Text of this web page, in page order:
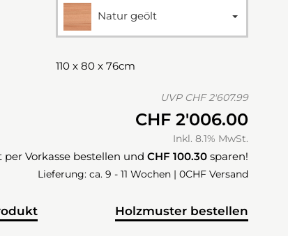
Natur geölt
110 x 80 x 76cm
UVP CHF 2'607.99
CHF 2'006.00
Inkl. 8.1% MwSt.
per Vorkasse bestellen und CHF 100.30 sparen!
Lieferung: ca. 9 - 11 Wochen | 0CHF Versand
Holzmuster bestellen